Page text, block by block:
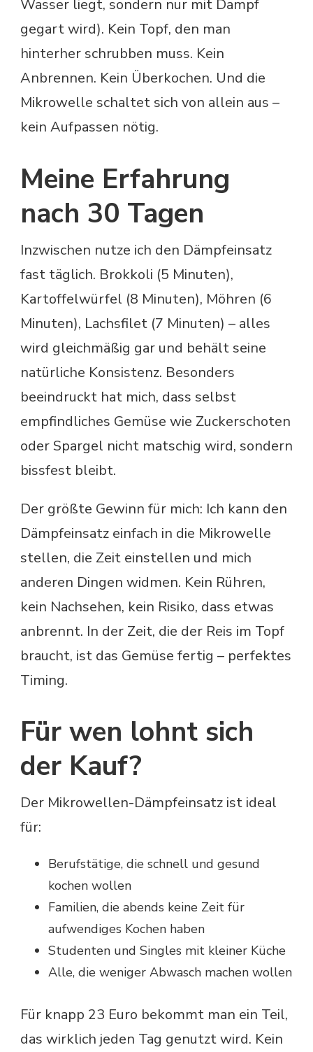
Wasser liegt, sondern nur mit Dampf
gegart wird). Kein Topf, den man
hinterher schrubben muss. Kein
Anbrennen. Kein Überkochen. Und die
Mikrowelle schaltet sich von allein aus –
kein Aufpassen nötig.
Meine Erfahrung
nach 30 Tagen
Inzwischen nutze ich den Dämpfeinsatz
fast täglich. Brokkoli (5 Minuten),
Kartoffelwürfel (8 Minuten), Möhren (6
Minuten), Lachsfilet (7 Minuten) – alles
wird gleichmäßig gar und behält seine
natürliche Konsistenz. Besonders
beeindruckt hat mich, dass selbst
empfindliches Gemüse wie Zuckerschoten
oder Spargel nicht matschig wird, sondern
bissfest bleibt.
Der größte Gewinn für mich: Ich kann den
Dämpfeinsatz einfach in die Mikrowelle
stellen, die Zeit einstellen und mich
anderen Dingen widmen. Kein Rühren,
kein Nachsehen, kein Risiko, dass etwas
anbrennt. In der Zeit, die der Reis im Topf
braucht, ist das Gemüse fertig – perfektes
Timing.
Für wen lohnt sich
der Kauf?
Der Mikrowellen-Dämpfeinsatz ist ideal
für:
Berufstätige, die schnell und gesund
kochen wollen
Familien, die abends keine Zeit für
aufwendiges Kochen haben
Studenten und Singles mit kleiner Küche
Alle, die weniger Abwasch machen wollen
Für knapp 23 Euro bekommt man ein Teil,
das wirklich jeden Tag genutzt wird. Kein